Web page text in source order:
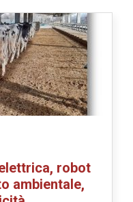
robot
ambientale,